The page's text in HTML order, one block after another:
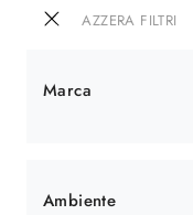
AZZERA FILTRI
Marca
Ambiente